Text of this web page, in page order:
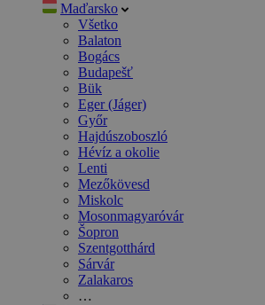
Maďarsko
Všetko
Balaton
Bogács
Budapešť
Bük
Eger (Jáger)
Győr
Hajdúszoboszló
Hévíz a okolie
Lenti
Mezőkövesd
Miskolc
Mosonmagyaróvár
Šopron
Szentgotthárd
Sárvár
Zalakaros
…